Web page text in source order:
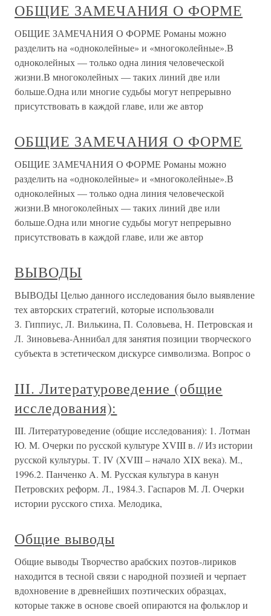
ОБЩИЕ ЗАМЕЧАНИЯ О ФОРМЕ
ОБЩИЕ ЗАМЕЧАНИЯ О ФОРМЕ Романы можно
разделить на «одноколейные» и «многоколейные».В
одноколейных — только одна линия человеческой
жизни.В многоколейных — таких линий две или
больше.Одна или многие судьбы могут непрерывно
присутствовать в каждой главе, или же автор
ОБЩИЕ ЗАМЕЧАНИЯ О ФОРМЕ
ОБЩИЕ ЗАМЕЧАНИЯ О ФОРМЕ Романы можно
разделить на «одноколейные» и «многоколейные».В
одноколейных — только одна линия человеческой
жизни.В многоколейных — таких линий две или
больше.Одна или многие судьбы могут непрерывно
присутствовать в каждой главе, или же автор
ВЫВОДЫ
ВЫВОДЫ Целью данного исследования было выявление
тех авторских стратегий, которые использовали
З. Гиппиус, Л. Вилькина, П. Соловьева, Н. Петровская и
Л. Зиновьева-Аннибал для занятия позиции творческого
субъекта в эстетическом дискурсе символизма. Вопрос о
III. Литературоведение (общие
исследования):
III. Литературоведение (общие исследования): 1. Лотман
Ю. М. Очерки по русской культуре XVIII в. // Из истории
русской культуры. Т. IV (XVIII – начало XIX века). М.,
1996.2. Панченко A. M. Русская культура в канун
Петровских реформ. Л., 1984.3. Гаспаров М. Л. Очерки
истории русского стиха. Мелодика,
Общие выводы
Общие выводы Творчество арабских поэтов-лириков
находится в тесной связи с народной поэзией и черпает
вдохновение в древнейших поэтических образцах,
которые также в основе своей опираются на фольклор и